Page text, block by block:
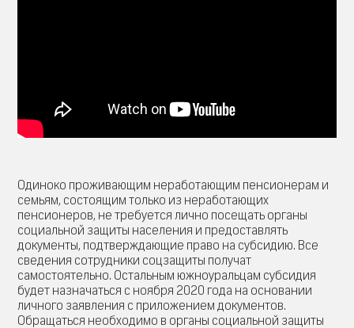
Одиноко проживающим неработающим пенсионерам и
семьям, состоящим только из неработающих
пенсионеров, не требуется лично посещать органы
социальной защиты населения и предоставлять
документы, подтверждающие право на субсидию. Все
сведения сотрудники соцзащиты получат
самостоятельно. Остальным южноуральцам субсидия
будет назначаться с ноября 2020 года на основании
личного заявления с приложением документов.
Обращаться необходимо в органы социальной защиты